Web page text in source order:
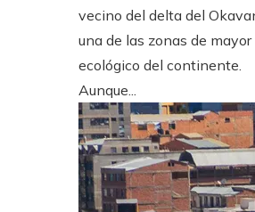
vecino del delta del
una de las zonas de
ecológico del continente.
Aunque...